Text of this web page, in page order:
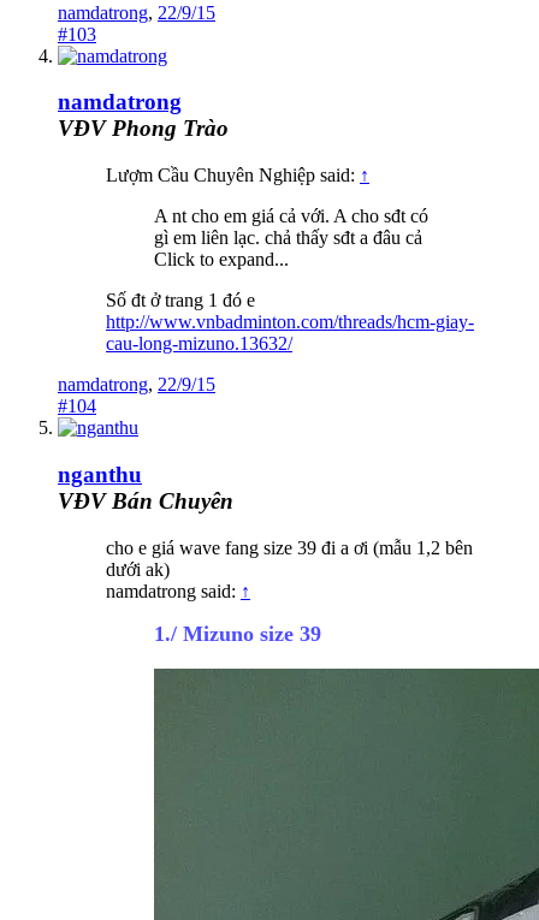
namdatrong, 22/9/15
#103
namdatrong
VĐV Phong Trào
Lượm Cầu Chuyên Nghiệp said: ↑
A nt cho em giá cả với. A cho sđt có
gì em liên lạc. chả thấy sđt a đâu cả
Click to expand...
Số đt ở trang 1 đó e
http://www.vnbadminton.com/threads/hcm-giay-
cau-long-mizuno.13632/
namdatrong, 22/9/15
#104
nganthu
VĐV Bán Chuyên
cho e giá wave fang size 39 đi a ơi (mẫu 1,2 bên
dưới ak)
namdatrong said: ↑
1./ Mizuno size 39